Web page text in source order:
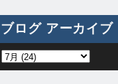
ブログ アーカイブ